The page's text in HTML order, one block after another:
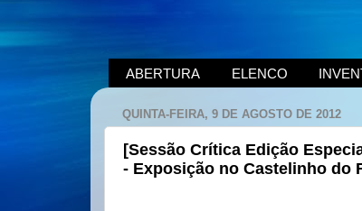
ABERTURA ELENCO
QUINTA-FEIRA, 9 DE AGOSTO DE 2012
[Sessão Crítica Edição
- Exposição no Castelinho do